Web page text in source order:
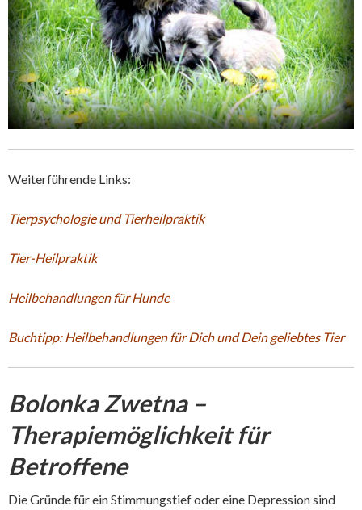
Weiterführende Links:
Tierpsychologie und Tierheilpraktik
Tier-Heilpraktik
Heilbehandlungen für Hunde
Buchtipp: Heilbehandlungen für Dich und Dein geliebtes Tier
Bolonka Zwetna –
Therapiemöglichkeit für
Betroffene
Die Gründe für ein Stimmungstief oder eine Depression sind